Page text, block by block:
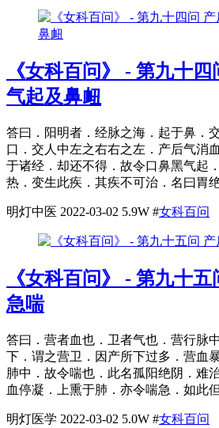
《女科百问》 - 第九十
气起及鼻衄
答曰．阳明者．经脉之海．起于鼻．
口．交人中左之右右之左．产后气消
于诸经．却还不得．故令口鼻黑气起
热．变生此疾．其疾不可治．名曰胃
明灯中医 2022-03-02 5.9W #女科百问
《女科百问》 - 第九十
急喘
答曰．营者血也．卫者气也．营行脉
下．谓之营卫．因产所下过多．营血
肺中．故令喘也．此名孤阳绝阴．难
血停凝．上熏于肺．亦令喘急．如此
明灯医学 2022-03-02 5.0W #女科百问